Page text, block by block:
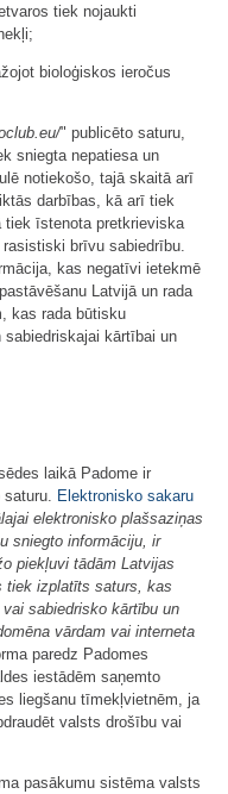
tiek nojaukti
bioloģiskos ieročus
" publicēto saturu,
sniegta nepatiesa un
notiekošo, tajā skaitā arī
darbības, kā arī tiek
īstenota pretkrieviska
brīvu sabiedrību.
kas negatīvi ietekmē
Latvijā un rada
kas rada būtisku
kārtībai un
laikā Padome ir
Elektronisko sakaru
elektronisko plašsaziņas
sniegto informāciju, ir
piekļuvi tādām Latvijas
tiek izplatīts saturs, kas
sabiedrisko kārtību un
vārdam vai interneta
paredz Padomes
iestādēm saņemto
liegšanu tīmekļvietnēm, ja
valsts drošību vai
pasākumu sistēma valsts